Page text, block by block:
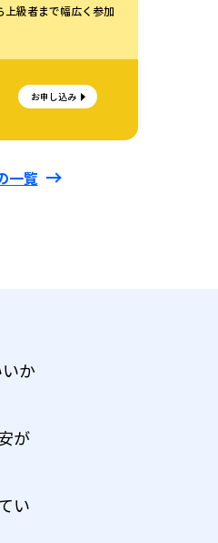
上級者まで幅広く参加
お申し込み
一覧
か
が
い